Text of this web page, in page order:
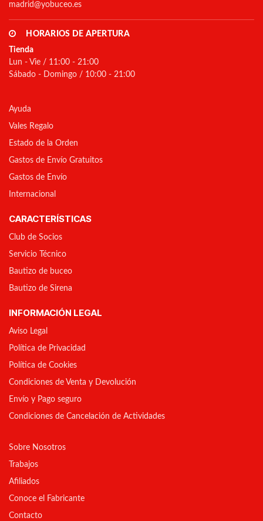
madrid@yobuceo.es
HORARIOS DE APERTURA
Tienda
Lun - Vie / 11:00 - 21:00
Sábado - Domingo / 10:00 - 21:00
Ayuda
Vales Regalo
Estado de la Orden
Gastos de Envío Gratuitos
Gastos de Envío
Internacional
CARACTERÍSTICAS
Club de Socios
Servicio Técnico
Bautizo de buceo
Bautizo de Sirena
INFORMACIÓN LEGAL
Aviso Legal
Política de Privacidad
Política de Cookies
Condiciones de Venta y Devolución
Envío y Pago seguro
Condiciones de Cancelación de Actividades
Sobre Nosotros
Trabajos
Afiliados
Conoce el Fabricante
Contacto